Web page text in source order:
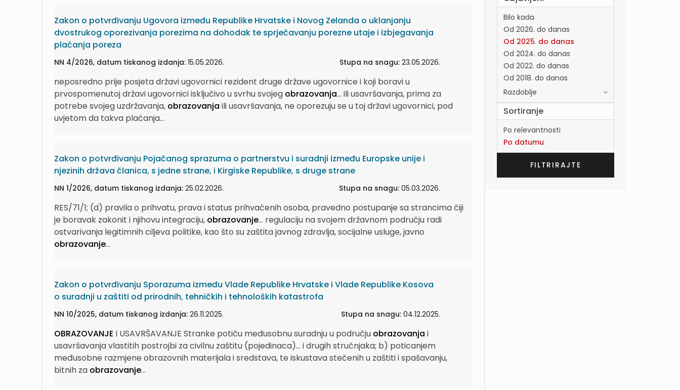
Zakon o potvrđivanju Ugovora između Republike Hrvatske i Novog Zelanda o uklanjanju
dvostrukog oporezivanja porezima na dohodak te sprječavanju porezne utaje i izbjegavanja
plaćanja poreza
NN 4/2026, datum tiskanog izdanja: 15.05.2026. Stupa na snagu:23.05.2026.
neposredno prije posjeta državi ugovornici rezident druge države ugovornice i koji boravi u
prvospomenutoj državi ugovornici isključivo u svrhu svojeg obrazovanja... ili usavršavanja, prima za
potrebe svojeg uzdržavanja, obrazovanja ili usavršavanja, ne oporezuju se u toj državi ugovornici, pod
uvjetom da takva plaćanja...
Zakon o potvrđivanju Pojačanog sprazuma o partnerstvu i suradnji između Europske unije i
njezinih država članica, s jedne strane, i Kirgiske Republike, s druge strane
NN 1/2026, datum tiskanog izdanja: 25.02.2026. Stupa na snagu:05.03.2026.
RES/71/1; (d) pravila o prihvatu, prava i status prihvaćenih osoba, pravedno postupanje sa strancima čiji
je boravak zakonit i njihovu integraciju, obrazovanje... regulaciju na svojem državnom području radi
ostvarivanja legitimnih ciljeva politike, kao što su zaštita javnog zdravlja, socijalne usluge, javno
obrazovanje...
Zakon o potvrđivanju Sporazuma između Vlade Republike Hrvatske i Vlade Republike Kosova
o suradnji u zaštiti od prirodnih, tehničkih i tehnoloških katastrofa
NN 10/2025, datum tiskanog izdanja: 26.11.2025. Stupa na snagu:04.12.2025.
OBRAZOVANJE I USAVRŠAVANJE Stranke potiču međusobnu suradnju u području obrazovanja i
usavršavanja vlastitih postrojbi za civilnu zaštitu (pojedinaca)... i drugih stručnjaka; b) poticanjem
međusobne razmjene obrazovnih materijala i sredstava, te iskustava stečenih u zaštiti i spašavanju,
bitnih za obrazovanje...
Bilo kada
Od 2026. do danas
Od 2025. do danas
Od 2024. do danas
Od 2022. do danas
Od 2018. do danas
Razdoblje
Sortiranje
Po relevantnosti
Po datumu